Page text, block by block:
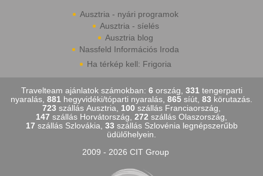
Ausztria - nyári programok
Ausztria - síelés
Ausztria blog
Nassfeld Információs Iroda
Ha térkép kell: Frigoria
Travelteam ajánlatok számokban: 6ország, 331tengerparti
nyaralás, 881 hegyvidéki/tóparti nyaralás, 865 síút, 83 körutazás.
723 szállás Ausztria, 100 szállás Franciaország,
147 szállás Horvátország, 272 szállás Olaszország,
17 szállás Szlovákia, 33 szállás Szlovénia legnépszerűbb
üdülőhelyein.
2009 - 2026 CIT Group